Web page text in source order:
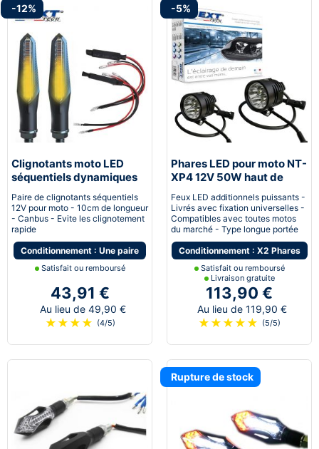
-12%
Clignotants moto LED
séquentiels dynamiques
canbus Next-Tech®
Paire de clignotants séquentiels
12V pour moto - 10cm de longueur
- Canbus - Evite les clignotement
rapide
Conditionnement : Une paire
Satisfait ou remboursé
43,91 €
Au lieu de 49,90 €
★ ★ ★ ★ (4/5)
-5%
Phares LED pour moto NT-
XP4 12V 50W haut de
Feux LED additionnels puissants -
Livrés avec fixation universelles -
Compatibles avec toutes motos
du marché - Type longue portée
Conditionnement : X2 Phares
Satisfait ou remboursé
Livraison gratuite
113,90 €
Au lieu de 119,90 €
★ ★ ★ ★ ★ (5/5)
Rupture de stock